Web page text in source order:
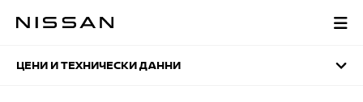
ЦЕНИ И ТЕХНИЧЕСКИ
ЦЕНИ И ТЕХНИЧЕСКИ ДАННИ